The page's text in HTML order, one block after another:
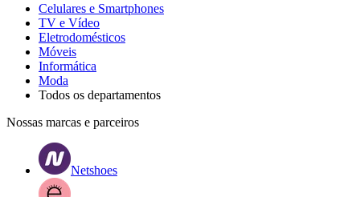
Celulares e Smartphones
TV e Vídeo
Eletrodomésticos
Móveis
Informática
Moda
Todos os departamentos
Nossas marcas e parceiros
Netshoes